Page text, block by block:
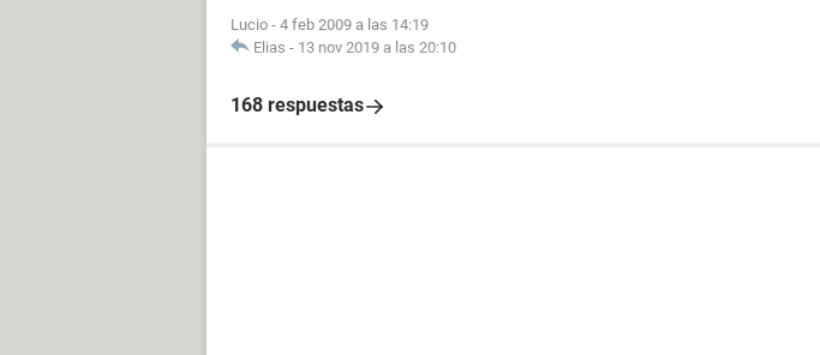
Lucio - 4 feb 2009 a las 14:19
Elias - 13 nov 2019 a las 20:10
168 respuestas